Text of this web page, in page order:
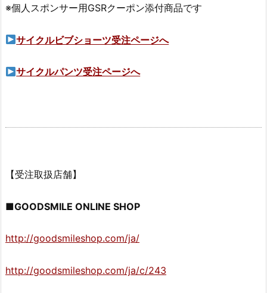
※個人スポンサー用GSRクーポン添付商品です
サイクルビブショーツ受注ページへ
サイクルパンツ受注ページへ
【受注取扱店舗】
■GOODSMILE ONLINE SHOP
http://goodsmileshop.com/ja/
http://goodsmileshop.com/ja/c/243